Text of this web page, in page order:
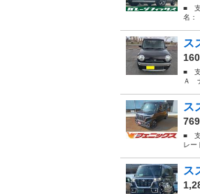
■ 支
名
ス
■ 支
Ａ
ス
■ 支
レ
ス